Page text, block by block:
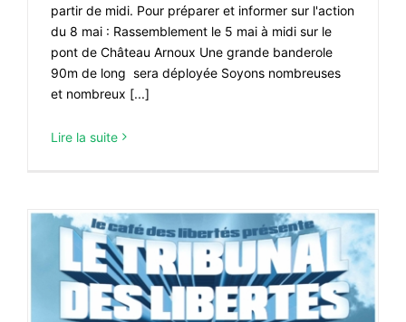
partir de midi. Pour préparer et informer sur l'action
du 8 mai : Rassemblement le 5 mai à midi sur le
pont de Château Arnoux Une grande banderole
90m de long sera déployée Soyons nombreuses
et nombreux [...]
Lire la suite